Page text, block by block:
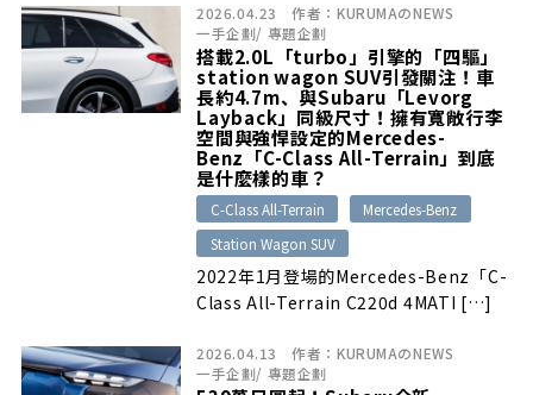
2026.04.23 作者： KURUMAのNEWS
一手企劃/ 專題企劃
搭載2.0L「turbo」引擎的「四驅」
station wagon SUV引發關注！車
長約4.7m、與Subaru「Levorg
Layback」同級尺寸！擁有寬敞行李
空間與強悍設定的Mercedes-
Benz「C-Class All-Terrain」到底
是什麼樣的車？
C-Class All-Terrain
Mercedes-Benz
Station Wagon SUV
2022年1月登場的Mercedes-Benz「C-
Class All-Terrain C220d 4MATI […]
2026.04.13 作者： KURUMAのNEWS
一手企劃/ 專題企劃